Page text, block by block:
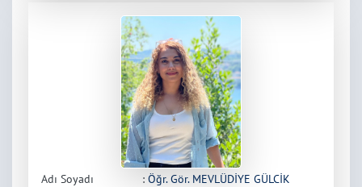
Adı Soyadı :Öğr. Gör. MEVLÜDİYE GÜLCİK